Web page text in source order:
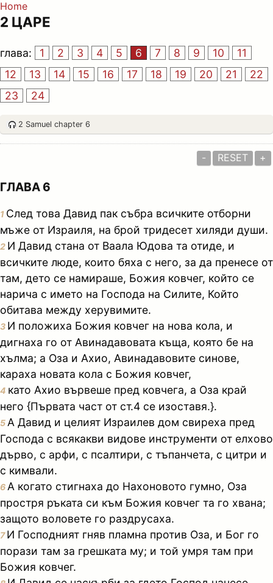
Home
2 ЦАРЕ
глава: 1 2 3 4 5 6 7 8 9 10
11
12
13 14 15 16 17 18 19 20 21
22
23
24
2 Samuel chapter 6
- RESET +
ГЛАВА 6
1 След това Давид пак събра всичките отборни
мъже от Израиля, на брой тридесет хиляди души.
2 И Давид стана от Ваала Юдова та отиде, и
всичките люде, които бяха с него, за да пренесе от
там, дето се намираше, Божия ковчег, който се
нарича с името на Господа на Силите, Който
обитава между херувимите.
3 И положиха Божия ковчег на нова кола, и
дигнаха го от Авинадавовата къща, която бе на
хълма; а Оза и Ахио, Авинадавовите синове,
караха новата кола с Божия ковчег,
4 като Ахио вървеше пред ковчега, а Оза край
него {Първата част от ст.4 се изоставя.}.
5 А Давид и целият Израилев дом свиреха пред
Господа с всякакви видове инструменти от елхово
дърво, с арфи, с псалтири, с тъпанчета, с цитри и
с кимвали.
6 А когато стигнаха до Нахоновото гумно, Оза
простря ръката си към Божия ковчег та го хвана;
защото воловете го раздрусаха.
7И Господният гняв пламна против Оза, и Бог го
порази там за грешката му; и той умря там при
Божия ковчег.